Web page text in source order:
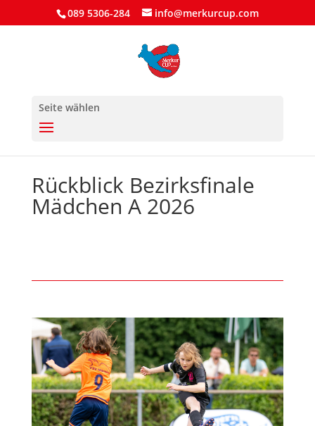
089 5306-284 info@merkurcup.com
Seite wählen
Rückblick Bezirksfinale
Mädchen A 2026